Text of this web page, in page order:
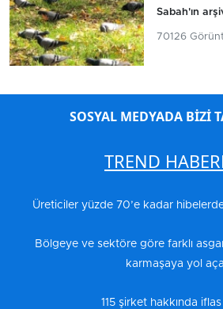
Sabah'ın
70126
SOSYAL MEDYADA BİZİ
TREND
Üreticiler yüzde 70’e kadar
Bölgeye ve sektöre göre farklı
karmaşaya yol
115 şirket hakkında iflas